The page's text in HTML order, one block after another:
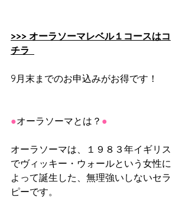
>>> オーラソーマレベル１コースはコ
チラ
9月末までのお申込みがお得です！
●オーラソーマとは？ ●
オーラソーマは、１９８３年イギリス
でヴィッキー・ウォールという女性に
よって誕生した、無理強いしないセラ
ピーです。